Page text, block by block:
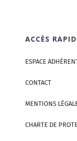
ACCÈS
ESPACE
CONTACT
MENTIONS
CHARTE DE